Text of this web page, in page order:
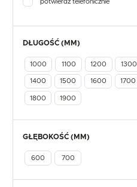
potwierdź telefonicznie
DŁUGOŚĆ (MM)
1000 1100 1200 1300
1400 1500 1600 1700
1800 1900
GŁĘBOKOŚĆ (MM)
600 700